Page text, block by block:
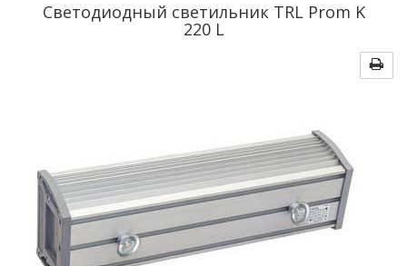
Cветодиодный светильник TRL Prom K
220 L